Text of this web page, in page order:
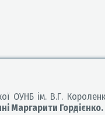
ОУНБ ім. В.Г.
Маргарити Гордієнко.